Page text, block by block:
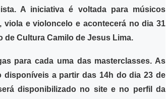
. A iniciativa é voltada para músicos
viola e violoncelo e acontecerá no dia 31
de Cultura Camilo de Jesus Lima.
para cada uma das masterclasses. As
disponíveis a partir das 14h do dia 23 de
disponibilizado no site e no perfil da